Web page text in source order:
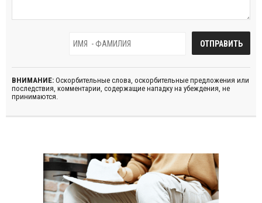
ВНИМАНИЕ: Оскорбительные слова, оскорбительные предложения или
последствия, комментарии, содержащие нападку на убеждения, не
принимаются.